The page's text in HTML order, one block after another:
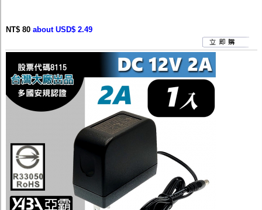
變壓器.避雷器
偽裝嚇阻假監視器. 警示防盜貼紙
行車紀錄器.車用插座配件
電腦工業機殼
客訂商品
NT$ 80 about USD$ 2.49